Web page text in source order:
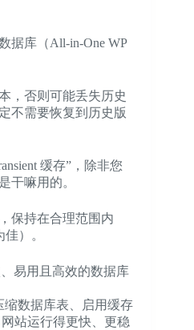
据库（All-in-One WP
，否则可能丢失历史
不需要恢复到历史版
缓存”，除非您
干嘛用的。
保持在合理范围内
）。
易用且高效的数据库
数据库表、启用缓存
网站运行得更快、更稳